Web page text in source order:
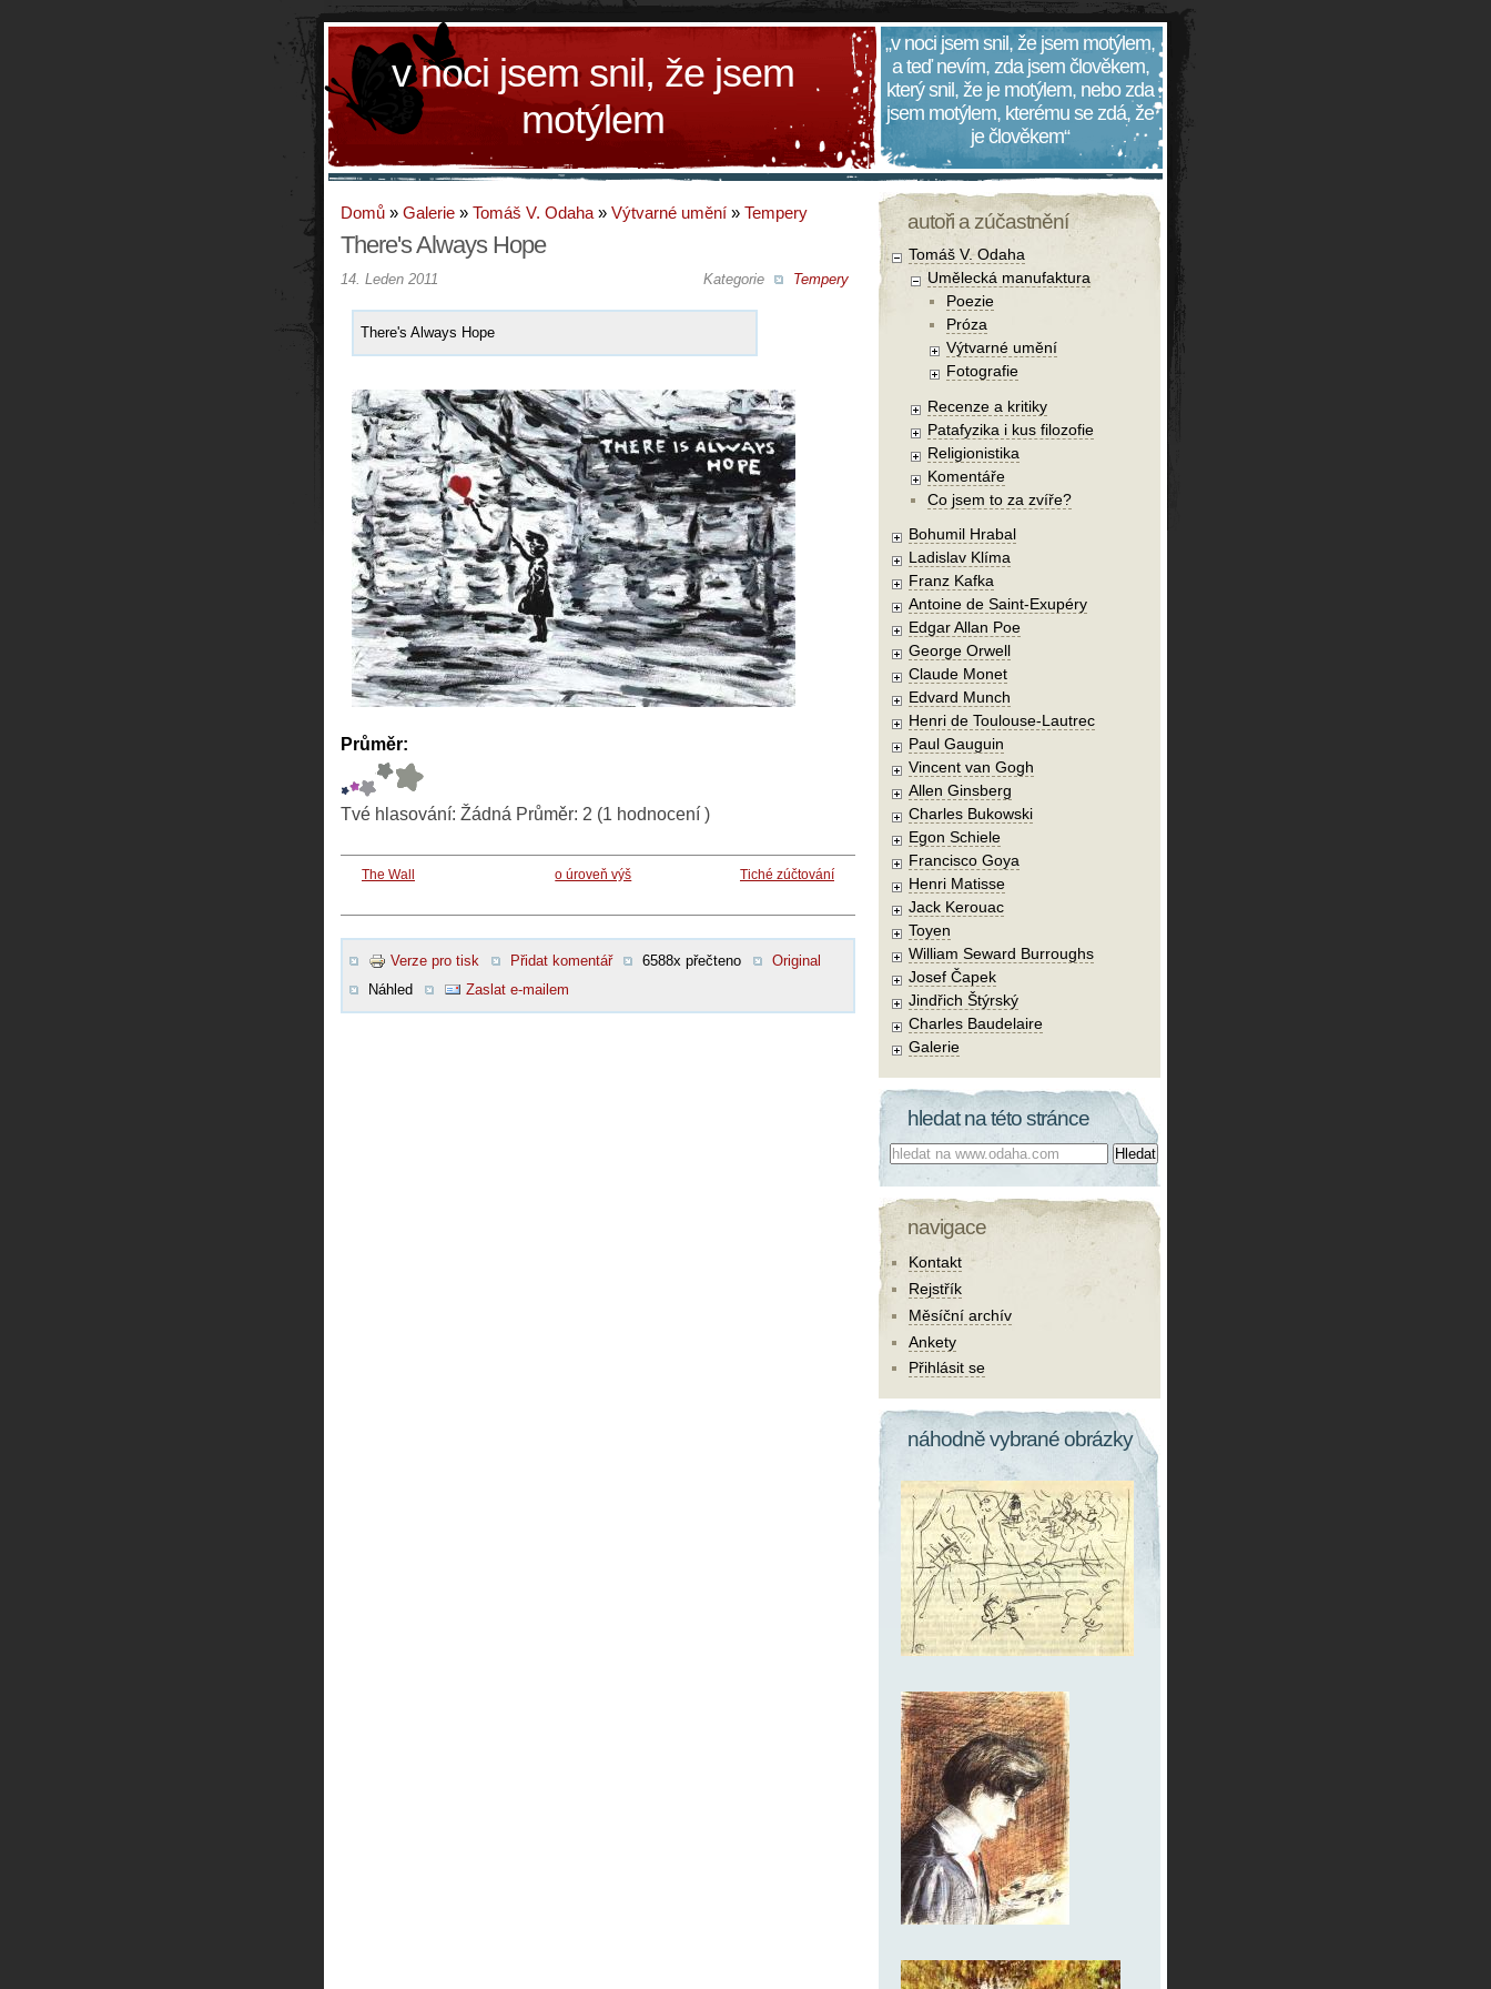
v noci jsem snil, že jsem
motýlem
„v noci jsem snil, že jsem motýlem,
a teď nevím, zda jsem člověkem,
který snil, že je motýlem, nebo zda
jsem motýlem, kterému se zdá, že
je člověkem“
Domů » Galerie » Tomáš V. Odaha » Výtvarné umění » Tempery
There's Always Hope
Kategorie Tempery
14. Leden 2011
There's Always Hope
Průměr:
Tvé hlasování: Žádná Průměr: 2 (1 hodnocení )
The Wall o úroveň výš Tiché zúčtování
Verze pro tisk Přidat komentář 6588x přečteno
Original
Náhled
Zaslat e-mailem
autoři a zúčastnění
Tomáš V. Odaha
Umělecká manufaktura
Poezie
Próza
Výtvarné umění
Fotografie
Recenze a kritiky
Patafyzika i kus filozofie
Religionistika
Komentáře
Co jsem to za zvíře?
Bohumil Hrabal
Ladislav Klíma
Franz Kafka
Antoine de Saint-Exupéry
Edgar Allan Poe
George Orwell
Claude Monet
Edvard Munch
Henri de Toulouse-Lautrec
Paul Gauguin
Vincent van Gogh
Allen Ginsberg
Charles Bukowski
Egon Schiele
Francisco Goya
Henri Matisse
Jack Kerouac
Toyen
William Seward Burroughs
Josef Čapek
Jindřich Štýrský
Charles Baudelaire
Galerie
hledat na této stránce
Co hledat:
navigace
Kontakt
Rejstřík
Měsíční archív
Ankety
Přihlásit se
náhodně vybrané obrázky